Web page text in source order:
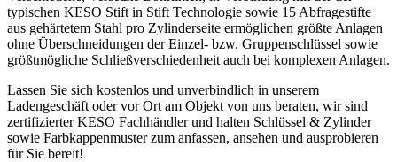
typischen KESO Stift in Stift Technologie sowie 15 Abfragestifte
aus gehärtetem Stahl pro Zylinderseite ermöglichen größte Anlagen
ohne Überschneidungen der Einzel- bzw. Gruppenschlüssel sowie
größtmögliche Schließverschiedenheit auch bei komplexen Anlagen.
Lassen Sie sich kostenlos und unverbindlich in unserem
Ladengeschäft oder vor Ort am Objekt von uns beraten, wir sind
zertifizierter KESO Fachhändler und halten Schlüssel & Zylinder
sowie Farbkappenmuster zum anfassen, ansehen und ausprobieren
für Sie bereit!